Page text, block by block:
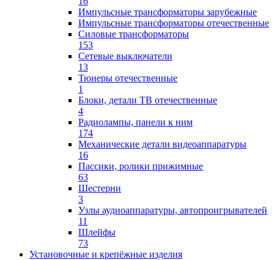
Импульсные трансформаторы зарубежные
Импульсные трансформаторы отечественные
Силовые трансформаторы
153
Сетевые выключатели
13
Тюнеры отечественные
1
Блоки, детали ТВ отечественные
4
Радиолампы, панели к ним
174
Механические детали видеоаппаратуры
16
Пассики, ролики прижимные
63
Шестерни
3
Узлы аудиоаппаратуры, автопроигрывателей
11
Шлейфы
73
Установочные и крепёжные изделия